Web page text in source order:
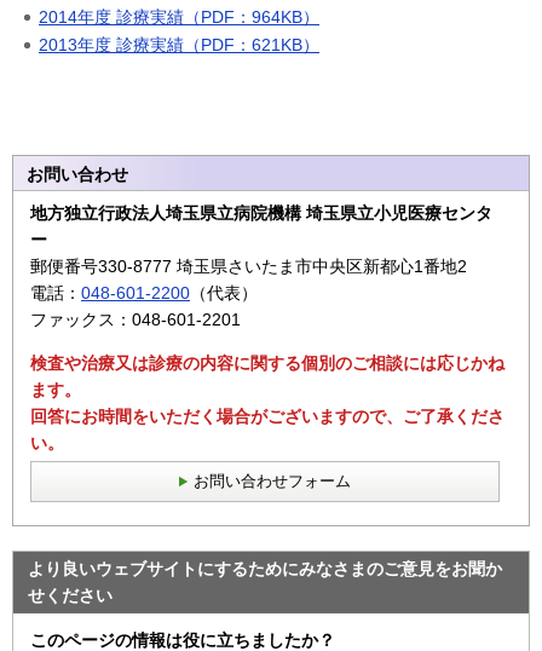
2014年度 診療実績（PDF：964KB）
2013年度 診療実績（PDF：621KB）
お問い合わせ
地方独立行政法人埼玉県立病院機構 埼玉県立小児医療センタ
ー
郵便番号330-8777 埼玉県さいたま市中央区新都心1番地2
電話： 048-601-2200 （代表）
ファックス：048-601-2201
検査や治療又は診療の内容に関する個別のご相談には応じかね
ます。
回答にお時間をいただく場合がございますので、ご了承くださ
い。
お問い合わせフォーム
より良いウェブサイトにするためにみなさまのご意見をお聞か
せください
このページの情報は役に立ちましたか？